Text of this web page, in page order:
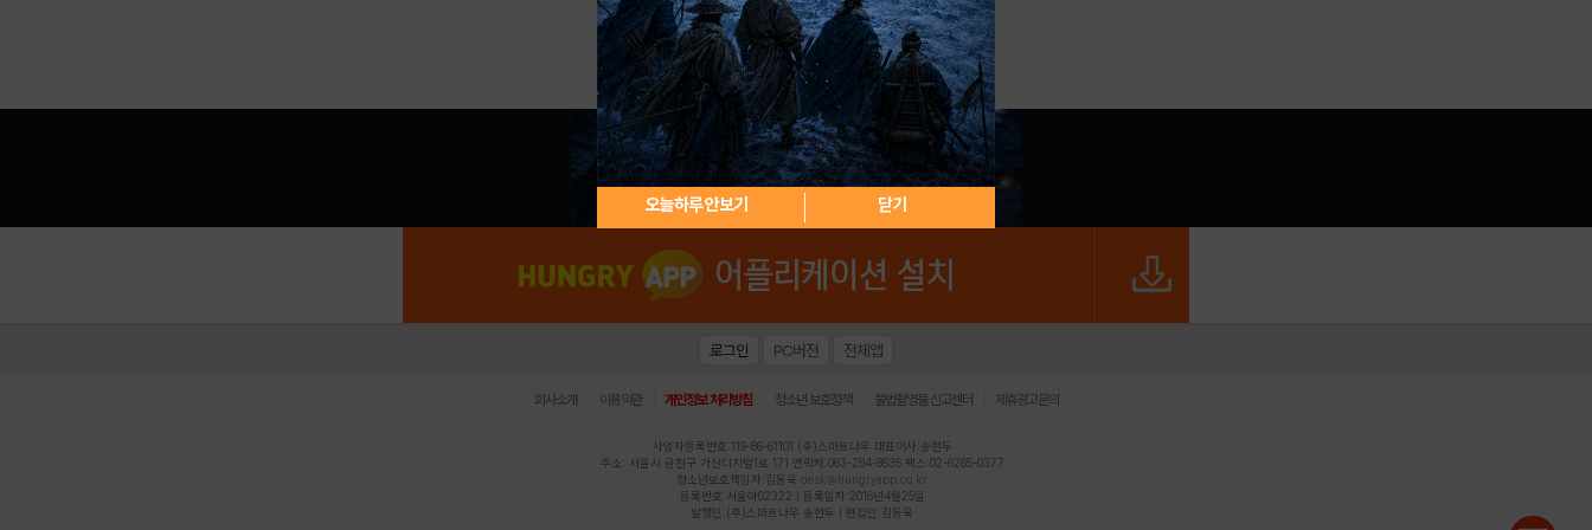
아이디 / 비밀번호 찾기 회원가입
오늘하루 안보기 닫기
로그인 PC버전 전체앱
회사소개 이용약관 개인정보 처리방침 청소년 보호정책 불법촬영물 신고센터 제휴광고문의
사업자등록번호:119-86-61101 (주)스마트나우 대표이사:송현두
주소: 서울시 금천구 가산디지털1로 171 연락처:063-284-8635 팩스:02-6265-0377
청소년보호책임자:김동욱 desk@hungryapp.co.kr
등록번호:서울아02322 | 등록일자:2016년4월25일
발행인:(주)스마트나우 송현두 | 편집인:김동욱